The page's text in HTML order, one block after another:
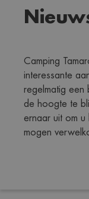
Camping
interessante
regelmatig
de hoogte te
ernaar uit om
mogen